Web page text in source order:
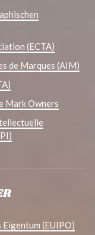
(ECTA)
de Marques (AIM)
Mark Owners
(EUIPO)